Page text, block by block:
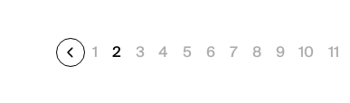
1 2 3 4 5 6 7 8 9 10 11